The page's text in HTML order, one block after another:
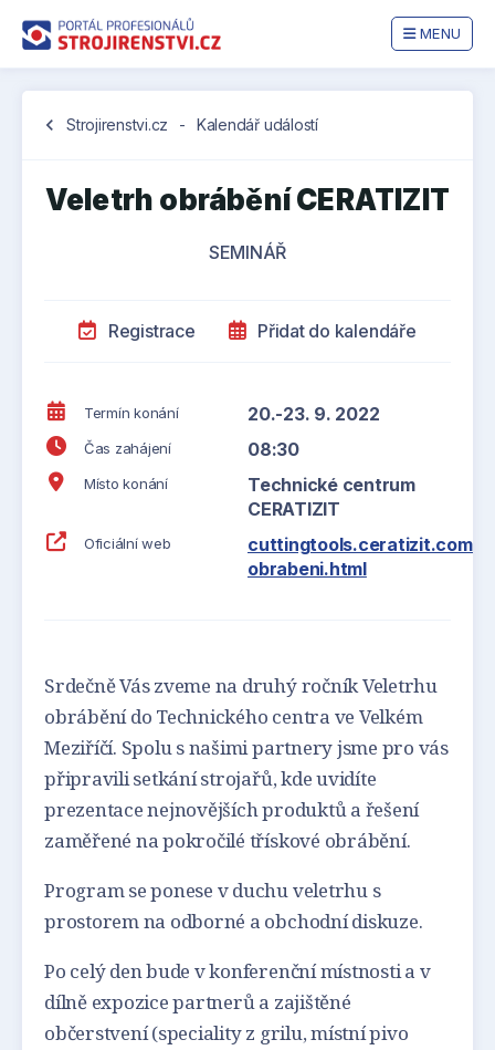
MENU
chevron_left Strojirenstvi.cz - Kalendář událostí
Veletrh obrábění CERATIZIT
SEMINÁŘ
Registrace Přidat do kalendáře
Termín konání 20.-23. 9. 2022
Čas zahájení 08:30
Místo konání
Technické centrum
CERATIZIT
Oficiální web
cuttingtools.ceratizit.com/
obrabeni.html
Srdečně Vás zveme na druhý ročník Veletrhu
obrábění do Technického centra ve Velkém
Meziříčí. Spolu s našimi partnery jsme pro vás
připravili setkání strojařů, kde uvidíte
prezentace nejnovějších produktů a řešení
zaměřené na pokročilé třískové obrábění.
Program se ponese v duchu veletrhu s
prostorem na odborné a obchodní diskuze.
Po celý den bude v konferenční místnosti a v
dílně expozice partnerů a zajištěné
občerstvení (speciality z grilu, místní pivo